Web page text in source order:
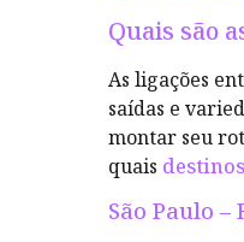
Quais são
As ligações
saídas e
montar seu
quais destinos
São Paulo –